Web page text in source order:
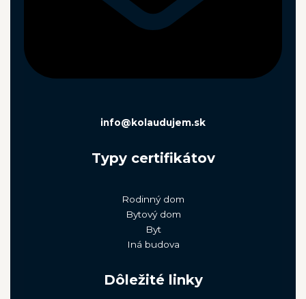
info@kolaudujem.sk
Typy certifikátov
Rodinný dom
Bytový dom
Byt
Iná budova
Dôležité linky